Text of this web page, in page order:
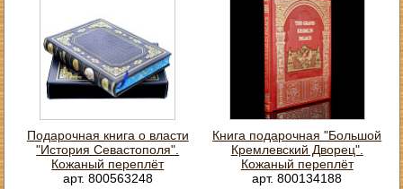
Подарочная книга о власти
"История Севастополя".
Кожаный переплёт
арт. 800563248
Книга подарочная "Большой
Кремлевский Дворец".
Кожаный переплёт
арт. 800134188